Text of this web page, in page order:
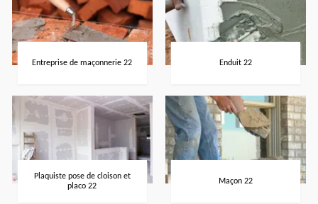
Entreprise de maçonnerie 22 Enduit 22
Plaquiste pose de cloison et
placo 22
Maçon 22